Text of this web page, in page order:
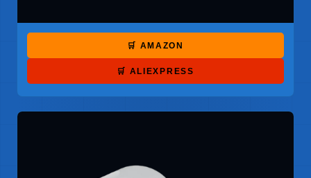
🛒 AMAZON
🛒 ALIEXPRESS